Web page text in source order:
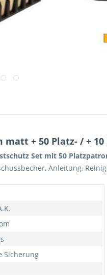
matt + 50 Platz- / +
Set mit 50
Anleitung,
Sicherung